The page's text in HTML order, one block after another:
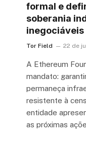
formal e
soberania
inegociáveis
Tor Field 22 de
A Ethereum
mandato:
permaneça
resistente à
entidade
as próximas